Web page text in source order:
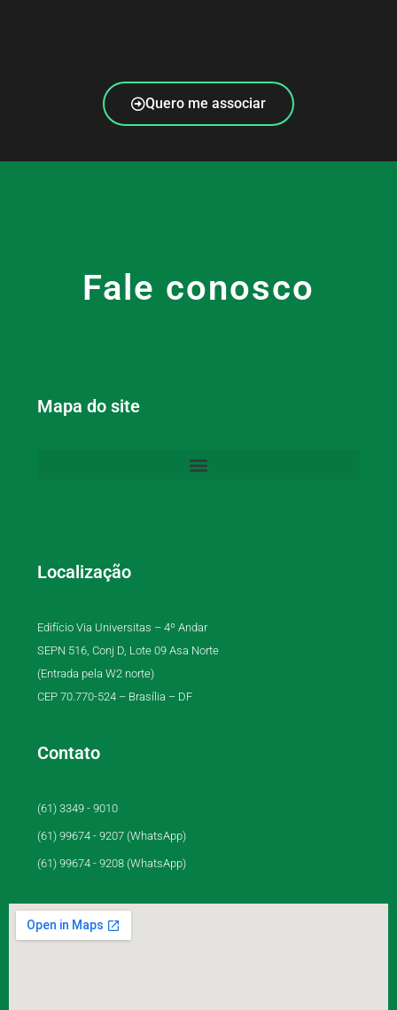
Quero me associar
Fale conosco
Mapa do site
Localização
Edifício Via Universitas – 4º Andar
SEPN 516, Conj D, Lote 09 Asa Norte
(Entrada pela W2 norte)
CEP 70.770-524 – Brasília – DF
Contato
(61) 3349 - 9010
(61) 99674 - 9207 (WhatsApp)
(61) 99674 - 9208 (WhatsApp)